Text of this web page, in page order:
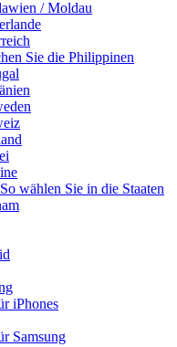
/ Moldau
Sie die Philippinen
wählen Sie in die Staaten
iPhones
Samsung